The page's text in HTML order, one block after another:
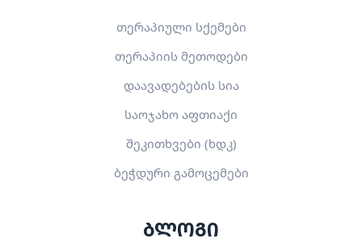
თერაპიული სქემები
თერაპიის მეთოდები
დაავადებების სია
საოჯახო აფთიაქი
შეკითხვები (ხდკ)
ბეჭდური გამოცემები
ბლოგი